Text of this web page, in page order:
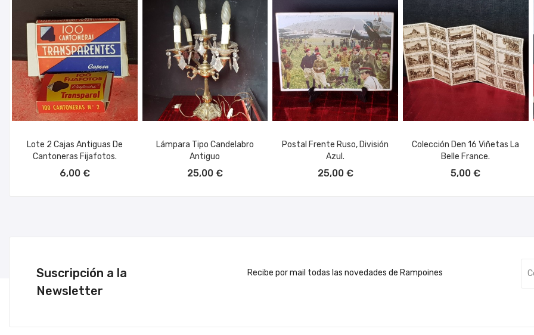
Lote 2 Cajas Antiguas De
Cantoneras Fijafotos.
6,00 €
Lámpara Tipo Candelabro
Antiguo
25,00 €
AÑADIR AL CARRITO
Postal Frente Ruso, División
Azul.
25,00 €
Colección Den 16 Viñetas La
Belle France.
5,00 €
Suscripción a la
Newsletter
Recibe por mail todas las novedades de Rampoines